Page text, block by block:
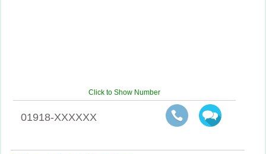
Click to Show Number
01918-XXXXXX